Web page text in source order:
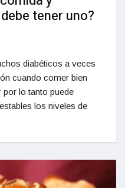
tener uno?
diabéticos a veces
cuando comer bien
por lo tanto puede
los niveles de